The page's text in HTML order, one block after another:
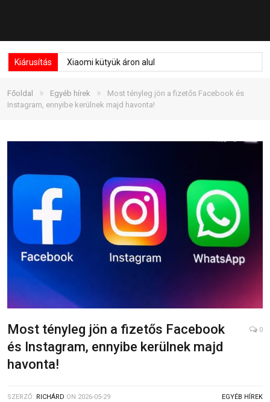
Kiárusítás Xiaomi kütyük áron alul
Főoldal » Egyéb hírek »
Most tényleg jön a fizetős Facebook és
Instagram, ennyibe kerülnek majd havonta!
Most tényleg jön a fizetős Facebook
és Instagram, ennyibe kerülnek majd
havonta!
0
SZERZŐ: RICHÁRD ON 2026-05-29 EGYÉB HÍREK